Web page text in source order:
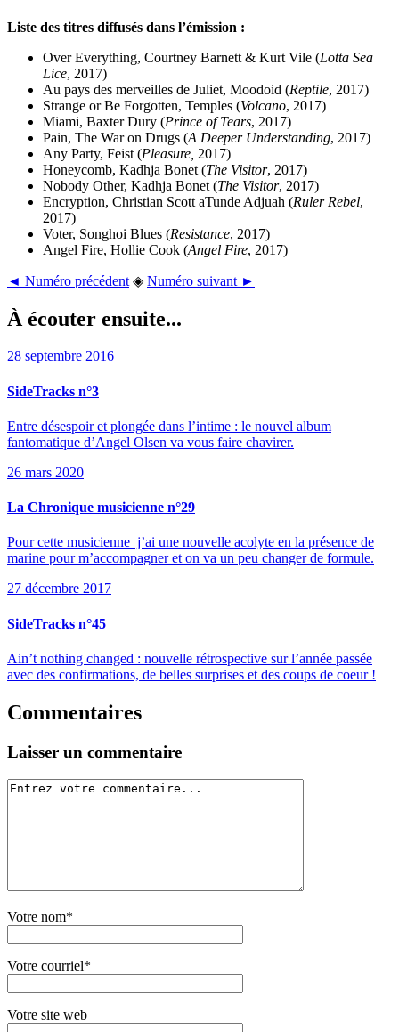
Liste des titres diffusés dans l’émission :
Over Everything, Courtney Barnett & Kurt Vile (Lotta Sea
Lice, 2017)
Au pays des merveilles de Juliet, Moodoid (Reptile, 2017)
Strange or Be Forgotten, Temples (Volcano, 2017)
Miami, Baxter Dury (Prince of Tears, 2017)
Pain, The War on Drugs (A Deeper Understanding, 2017)
Any Party, Feist (Pleasure, 2017)
Honeycomb, Kadhja Bonet (The Visitor, 2017)
Nobody Other, Kadhja Bonet (The Visitor, 2017)
Encryption, Christian Scott aTunde Adjuah (Ruler Rebel,
2017)
Voter, Songhoi Blues (Resistance, 2017)
Angel Fire, Hollie Cook (Angel Fire, 2017)
◄ Numéro précédent ◈ Numéro suivant ►
À écouter ensuite...
28 septembre 2016
SideTracks n°3
Entre désespoir et plongée dans l’intime : le nouvel album
fantomatique d’Angel Olsen va vous faire chavirer.
26 mars 2020
La Chronique musicienne n°29
Pour cette musicienne j’ai une nouvelle acolyte en la présence de
marine pour m’accompagner et on va un peu changer de formule.
27 décembre 2017
SideTracks n°45
Ain’t nothing changed : nouvelle rétrospective sur l’année passée
avec des confirmations, de belles surprises et des coups de coeur !
Commentaires
Laisser un commentaire
Votre nom*
Votre courriel*
Votre site web